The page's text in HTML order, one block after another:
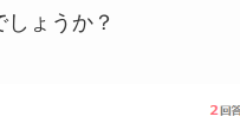
ょうか？